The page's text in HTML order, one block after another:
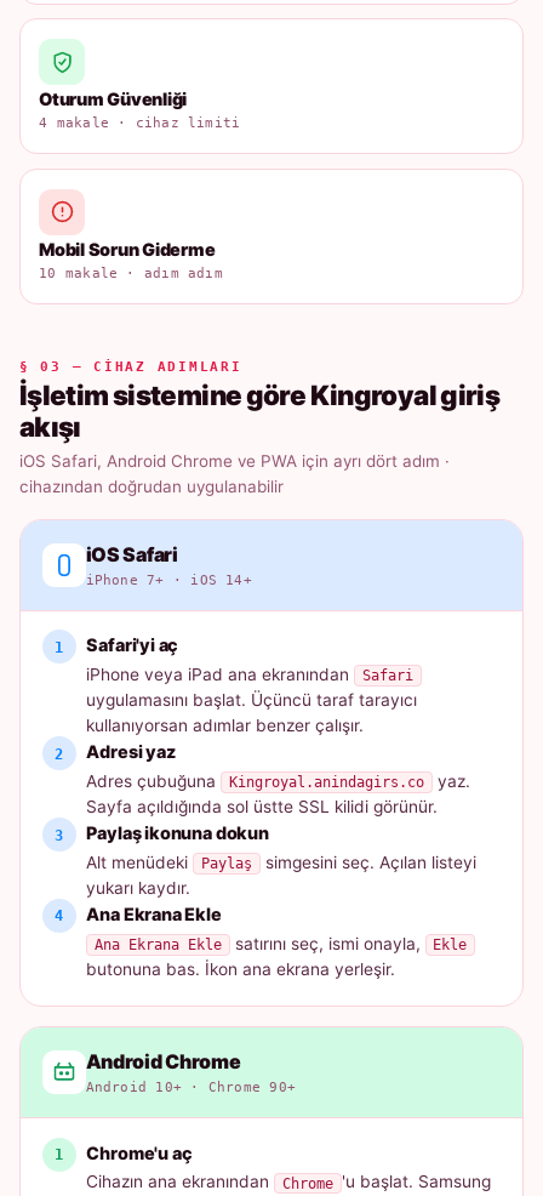
Oturum Güvenliği
4 makale · cihaz limiti
Mobil Sorun Giderme
10 makale · adım adım
§ 03 — CIHAZ ADIMLARI
İşletim sistemine göre Kingroyal giriş
akışı
iOS Safari, Android Chrome ve PWA için ayrı dört adım ·
cihazından doğrudan uygulanabilir
iOS Safari
iPhone 7+ · iOS 14+
Safari'yi aç
iPhone veya iPad ana ekranından Safari
uygulamasını başlat. Üçüncü taraf tarayıcı
kullanıyorsan adımlar benzer çalışır.
Adresi yaz
Adres çubuğuna Kingroyal.anindagirs.co
yaz.
Sayfa açıldığında sol üstte SSL kilidi görünür.
Paylaş ikonuna dokun
Alt menüdeki Paylaş
simgesini seç. Açılan listeyi
yukarı kaydır.
Ana Ekrana Ekle
Ana Ekrana Ekle satırını seç, ismi onayla, Ekle
butonuna bas. İkon ana ekrana yerleşir.
Android Chrome
Android 10+ · Chrome 90+
Chrome'u aç
Cihazın ana ekranından Chrome 'u başlat. Samsung